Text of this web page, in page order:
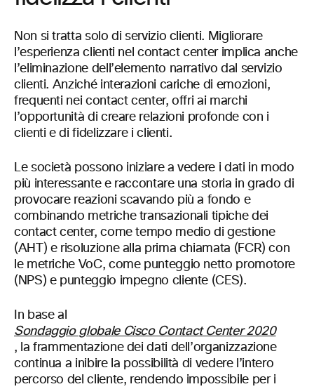
Non si tratta solo di servizio clienti. Migliorare
l’esperienza clienti nel contact center implica anche
l’eliminazione dell’elemento narrativo dal servizio
clienti. Anziché interazioni cariche di emozioni,
frequenti nei contact center, offri ai marchi
l’opportunità di creare relazioni profonde con i
clienti e di fidelizzare i clienti.
Le società possono iniziare a vedere i dati in modo
più interessante e raccontare una storia in grado di
provocare reazioni scavando più a fondo e
combinando metriche transazionali tipiche dei
contact center, come tempo medio di gestione
(AHT) e risoluzione alla prima chiamata (FCR) con
le metriche VoC, come punteggio netto promotore
(NPS) e punteggio impegno cliente (CES).
In base al
Sondaggio globale Cisco Contact Center 2020
, la frammentazione dei dati dell’organizzazione
continua a inibire la possibilità di vedere l’intero
percorso del cliente, rendendo impossibile per i